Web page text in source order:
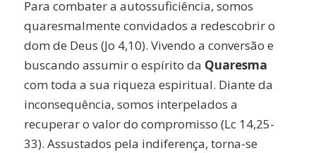
Para combater a autossuficiência, somos
quaresmalmente convidados a redescobrir o
dom de Deus (Jo 4,10). Vivendo a conversão e
buscando assumir o espírito da Quaresma
com toda a sua riqueza espiritual. Diante da
inconsequência, somos interpelados a
recuperar o valor do compromisso (Lc 14,25-
33). Assustados pela indiferença, torna-se